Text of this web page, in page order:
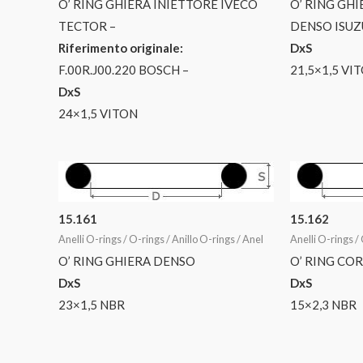
O’ RING GHIERA INIETTORE IVECO
TECTOR –
Riferimento originale:
F.00R.J00.220 BOSCH –
DxS
24×1,5 VITON
O’ RING
DENSO
DxS
21,5×1,5
15.161
Anelli O-rings / O-rings / Anillo O-rings / Anel
O’ RING GHIERA DENSO
DxS
23×1,5 NBR
15.162
Anelli O-rings /
O’ RING
DxS
15×2,3 NBR